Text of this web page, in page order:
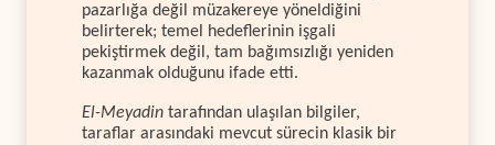
pazarlığa değil müzakereye yöneldiğini
belirterek; temel hedeflerinin işgali
pekiştirmek değil, tam bağımsızlığı yeniden
kazanmak olduğunu ifade etti.
El-Meyadin tarafından ulaşılan bilgiler,
taraflar arasındaki mevcut sürecin klasik bir